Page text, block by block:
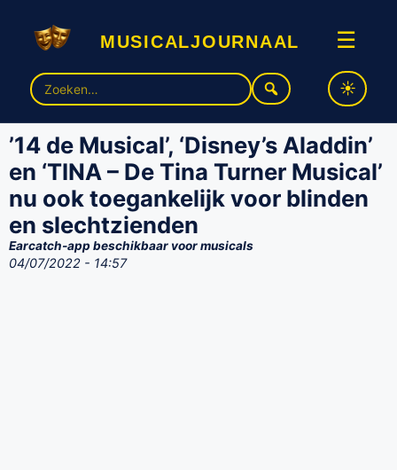
musicaljournaal ☰
Zoek
naar:
’14 de Musical’, ‘Disney’s Aladdin’
en ‘TINA – De Tina Turner Musical’
nu ook toegankelijk voor blinden
en slechtzienden
Earcatch-app beschikbaar voor musicals
04/07/2022 - 14:57